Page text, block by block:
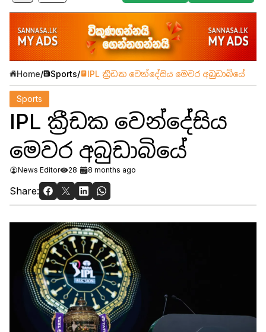
Home/ Sports/ IPL ක්‍රීඩක වෙන්දේසිය මෙවර අබුඩාබියේ
Sports
IPL ක්‍රීඩක වෙන්දේසිය
මෙවර අබුඩාබියේ
News Editor 28 8 months ago
Share: